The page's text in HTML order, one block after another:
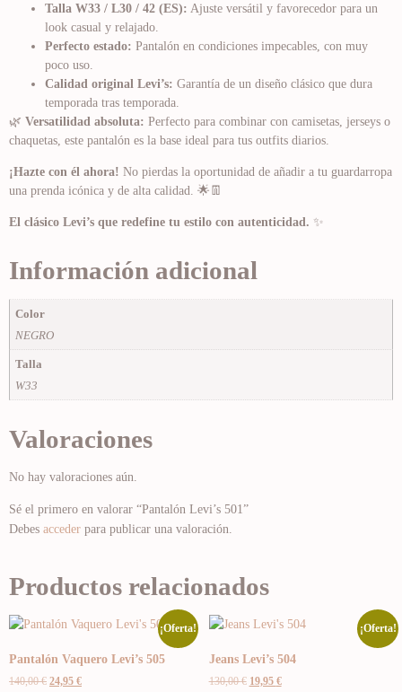
Talla W33 / L30 / 42 (ES): Ajuste versátil y favorecedor para un
look casual y relajado.
Perfecto estado: Pantalón en condiciones impecables, con muy
poco uso.
Calidad original Levi’s: Garantía de un diseño clásico que dura
temporada tras temporada.
🌿 Versatilidad absoluta: Perfecto para combinar con camisetas, jerseys o
chaquetas, este pantalón es la base ideal para tus outfits diarios.
¡Hazte con él ahora! No pierdas la oportunidad de añadir a tu guardarropa
una prenda icónica y de alta calidad. 🌟👖
El clásico Levi’s que redefine tu estilo con autenticidad. ✨
Información adicional
Color
NEGRO
Talla
W33
Valoraciones
No hay valoraciones aún.
Sé el primero en valorar “Pantalón Levi’s 501”
Debes acceder para publicar una valoración.
Productos relacionados
¡Oferta!
Pantalón Vaquero Levi’s 505
140,00€ 24,95 €
¡Oferta!
Jeans Levi’s 504
130,00€ 19,95 €